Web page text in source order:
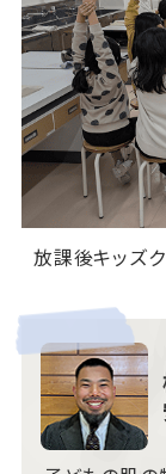
放課後キッズ